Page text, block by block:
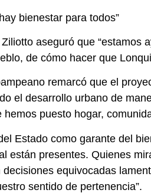
bienestar para todos”
aseguró que “estamos
de cómo hacer que
remarcó que el
el desarrollo urbano de
hemos puesto hogar,
Estado como garante del
están presentes. Quienes
equivocadas
sentido de pertenencia”.